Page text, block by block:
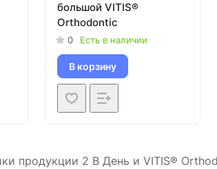
большой VITIS®
Orthodontic
0 Есть в наличии
В корзину
продукции 2 В День и VITIS®